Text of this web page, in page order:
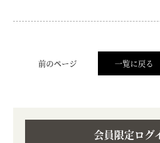
前のページ 一覧に戻る
会員限定ログ